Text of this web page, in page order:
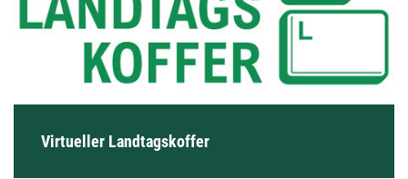
Virtueller Landtagskoffer